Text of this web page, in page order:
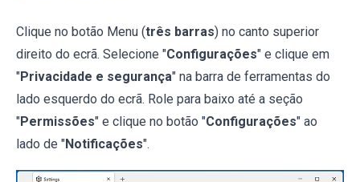
Clique no botão Menu (três barras) no canto superior
direito do ecrã. Selecione "Configurações" e clique em
"Privacidade e segurança" na barra de ferramentas do
lado esquerdo do ecrã. Role para baixo até a seção
"Permissões" e clique no botão "Configurações" ao
lado de "Notificações".